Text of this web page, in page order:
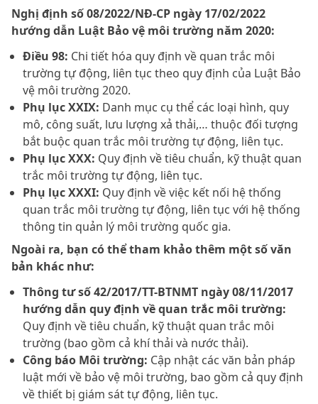
Nghị định số 08/2022/NĐ-CP ngày 17/02/2022
hướng dẫn Luật Bảo vệ môi trường năm 2020:
Điều 98: Chi tiết hóa quy định về quan trắc môi
trường tự động, liên tục theo quy định của Luật Bảo
vệ môi trường 2020.
Phụ lục XXIX: Danh mục cụ thể các loại hình, quy
mô, công suất, lưu lượng xả thải,… thuộc đối tượng
bắt buộc quan trắc môi trường tự động, liên tục.
Phụ lục XXX: Quy định về tiêu chuẩn, kỹ thuật quan
trắc môi trường tự động, liên tục.
Phụ lục XXXI: Quy định về việc kết nối hệ thống
quan trắc môi trường tự động, liên tục với hệ thống
thông tin quản lý môi trường quốc gia.
Ngoài ra, bạn có thể tham khảo thêm một số văn
bản khác như:
Thông tư số 42/2017/TT-BTNMT ngày 08/11/2017
hướng dẫn quy định về quan trắc môi trường:
Quy định về tiêu chuẩn, kỹ thuật quan trắc môi
trường (bao gồm cả khí thải và nước thải).
Công báo Môi trường: Cập nhật các văn bản pháp
luật mới về bảo vệ môi trường, bao gồm cả quy định
về thiết bị giám sát tự động, liên tục.